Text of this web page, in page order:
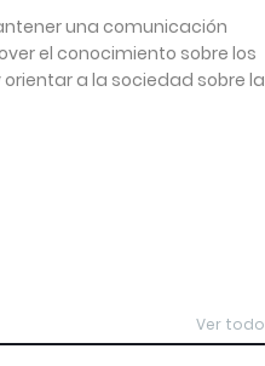
una comunicación
el conocimiento sobre los
orientar a la sociedad sobre la
Ver todo